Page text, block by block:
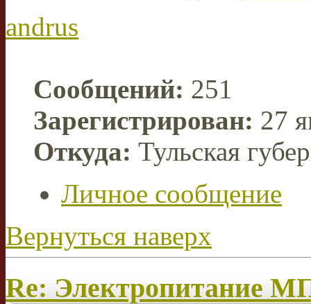
andrus
Сообщений: 251
Зарегистрирован: 27
Откуда: Тульская
Личное сообщение
Вернуться наверх
Re: Электропитание